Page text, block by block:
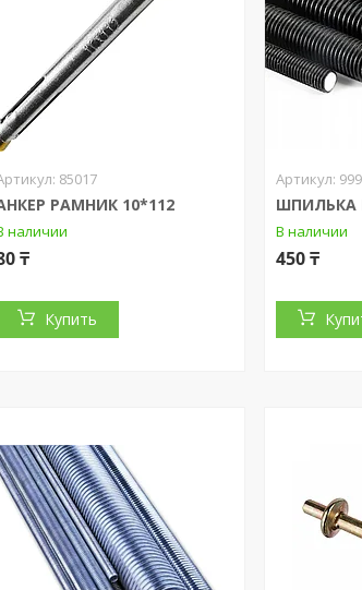
85017
РАМНИК 10*112
наличии
₸
Купить
ШПИЛЬКА
В наличии
450 ₸